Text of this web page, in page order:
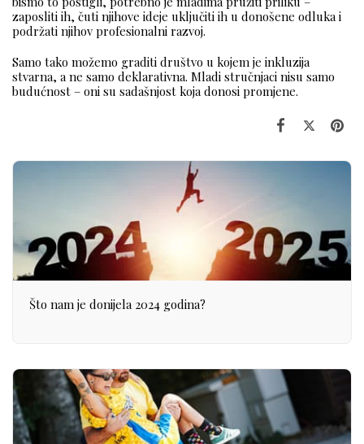
zaposliti ih, čuti njihove ideje uključiti ih u donošene odluka i
podržati njihov profesionalni razvoj.
Samo tako možemo graditi društvo u kojem je inkluzija
stvarna, a ne samo deklarativna. Mladi stručnjaci nisu samo
budućnost – oni su sadašnjost koja donosi promjene.
Što nam je donijela 2024 godina?